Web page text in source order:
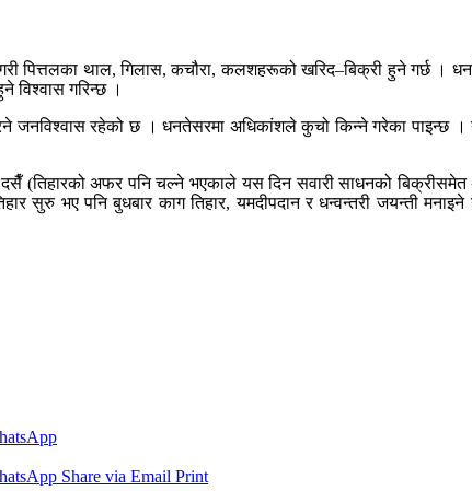
पित्तलका थाल, गिलास, कचौरा, कलशहरूको खरिद–बिक्री हुने गर्छ ।
विश्वास गरिन्छ ।
रहेको छ । धनतेसरमा अधिकांशले कुचो किन्ने गरेका पाइन्छ ।
दसैँ (तिहारको अफर पनि चल्ने भएकाले यस दिन सवारी साधनको
सुरु भए पनि बुधबार काग तिहार, यमदीपदान र धन्वन्तरी जयन्ती
Share via Email Print